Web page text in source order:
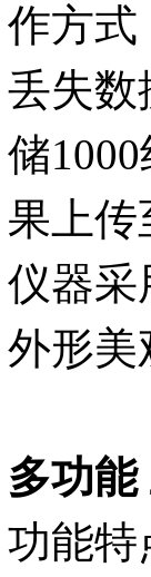
作方式
丢失数
储
果上传
仪器采
外形美
多功能
功能特